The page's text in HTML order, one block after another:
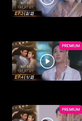
PREMIUM
PREMIUM